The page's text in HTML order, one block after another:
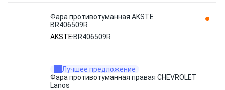
Фара противотуманная AKSTE
BR406509R
AKSTE BR406509R
Лучшее предложение
Фара противотуманная правая CHEVROLET
Lanos